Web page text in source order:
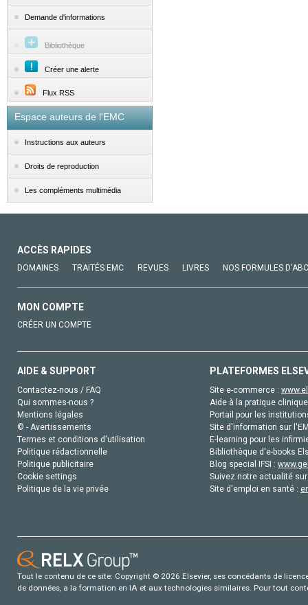
Demande d'informations
Bibliothèque
Créer une alerte
Flux RSS
Espace auteurs de l'EMC
Instructions aux auteurs
Droits de reproduction
Les compléments multimédia
ACCÈS RAPIDES
DOMAINES TRAITÉS EMC REVUES LIVRES NOS FORMULES
MON COMPTE
CRÉER UN COMPTE
AIDE & SUPPORT
Contactez-nous / FAQ
Qui sommes-nous ?
Mentions légales
© - Avertissements
Termes et conditions d'utilisation
Politique rédactionnelle
Politique publicitaire
Cookie settings
Politique de la vie privée
PLATEFORMES
Site e-commerce :
Aide à la pratique
Portail pour les
Site d'information sur
E-learning pour les
Bibliothèque d'e-books
Blog special IFSI :
Suivez notre actualité
Site d'emploi en santé :
Tout le contenu de ce site: Copyright © 2026 Elsevier, ses concédants de
de données, a la formation en IA et aux technologies similaires. Pour tout